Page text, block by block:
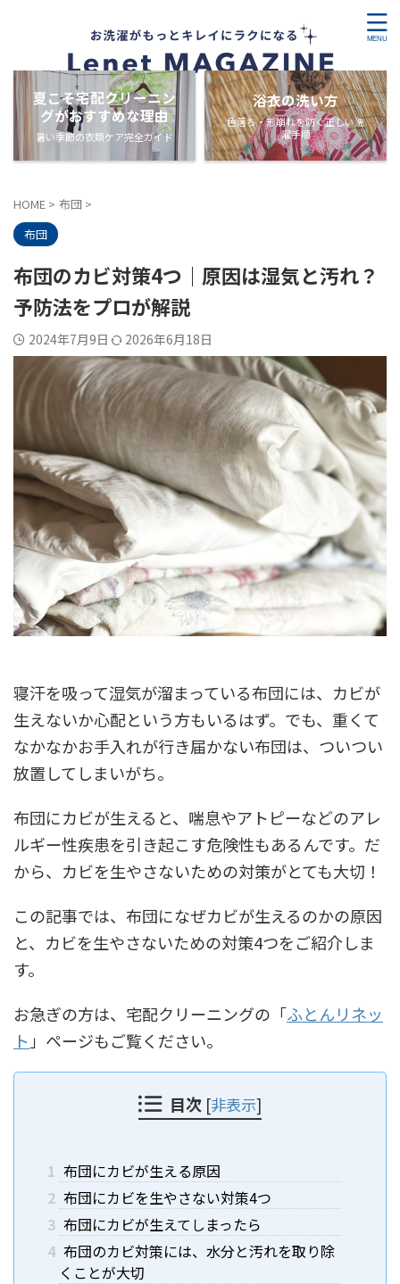
夏こそ宅配クリーニン
グがおすすめな理由
暑い季節の衣類ケア完全ガイド
浴衣の洗い方
色落ち・形崩れを防ぐ正しい洗
濯手順
HOME > 布団 >
布団
布団のカビ対策4つ｜原因は湿気と汚れ？
予防法をプロが解説
2024年7月9日 2026年6月18日
寝汗を吸って湿気が溜まっている布団には、カビが
生えないか心配という方もいるはず。でも、重くて
なかなかお手入れが行き届かない布団は、ついつい
放置してしまいがち。
布団にカビが生えると、喘息やアトピーなどのアレ
ルギー性疾患を引き起こす危険性もあるんです。だ
から、カビを生やさないための対策がとても大切！
この記事では、布団になぜカビが生えるのかの原因
と、カビを生やさないための対策4つをご紹介しま
す。
お急ぎの方は、宅配クリーニングの「ふとんリネッ
ト 」ページもご覧ください。
目次 [非表示]
1 布団にカビが生える原因
2 布団にカビを生やさない対策4つ
3 布団にカビが生えてしまったら
4 布団のカビ対策には、水分と汚れを取り除
くことが大切